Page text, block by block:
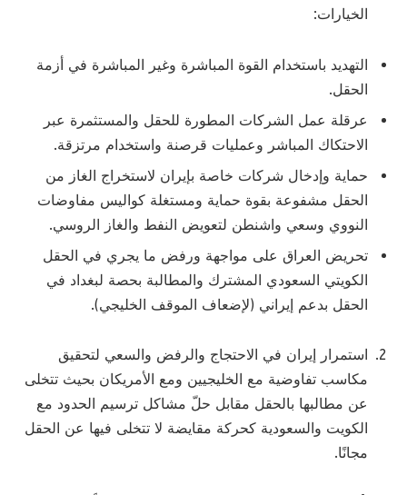
الخيارات:
التهديد باستخدام القوة المباشرة وغير المباشرة في أزمة
الحقل.
عرقلة عمل الشركات المطورة للحقل والمستثمرة عبر
الاحتكاك المباشر وعمليات قرصنة واستخدام مرتزقة.
حماية وإدخال شركات خاصة بإيران لاستخراج الغاز من
الحقل مشفوعة بقوة حماية ومستغلة كواليس مفاوضات
النووي وسعي واشنطن لتعويض النفط والغاز الروسي.
تحريض العراق على مواجهة ورفض ما يجري في الحقل
الكويتي السعودي المشترك والمطالبة بحصة لبغداد في
الحقل بدعم إيراني (لإضعاف الموقف الخليجي).
استمرار إيران في الاحتجاج والرفض والسعي لتحقيق
مكاسب تفاوضية مع الخليجيين ومع الأمريكان بحيث تتخلى
عن مطالبها بالحقل مقابل حلّ مشاكل ترسيم الحدود مع
الكويت والسعودية كحركة مقايضة لا تتخلى فيها عن الحقل
مجانًا.